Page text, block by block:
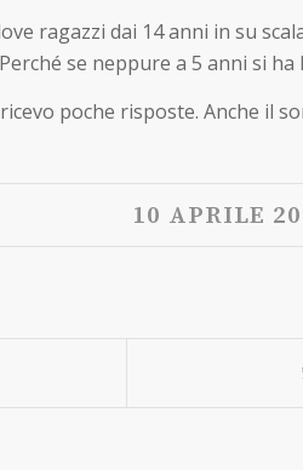
ragazzi dai 14 anni in su
se neppure a 5 anni si
poche risposte. Anche il
10 APRILE/